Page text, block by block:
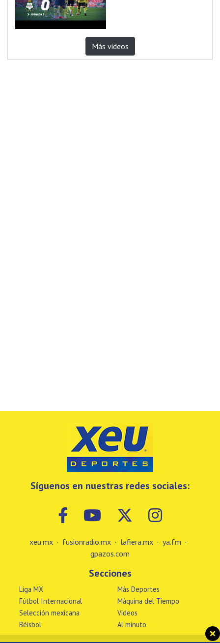
Más videos
Síguenos en nuestras redes sociales:
xeu.mx · fusionradio.mx · lafiera.mx · ya.fm ·
gpazos.com
Secciones
Liga MX
Fútbol Internacional
Selección mexicana
Béisbol
Más Deportes
Máquina del Tiempo
Videos
Al minuto